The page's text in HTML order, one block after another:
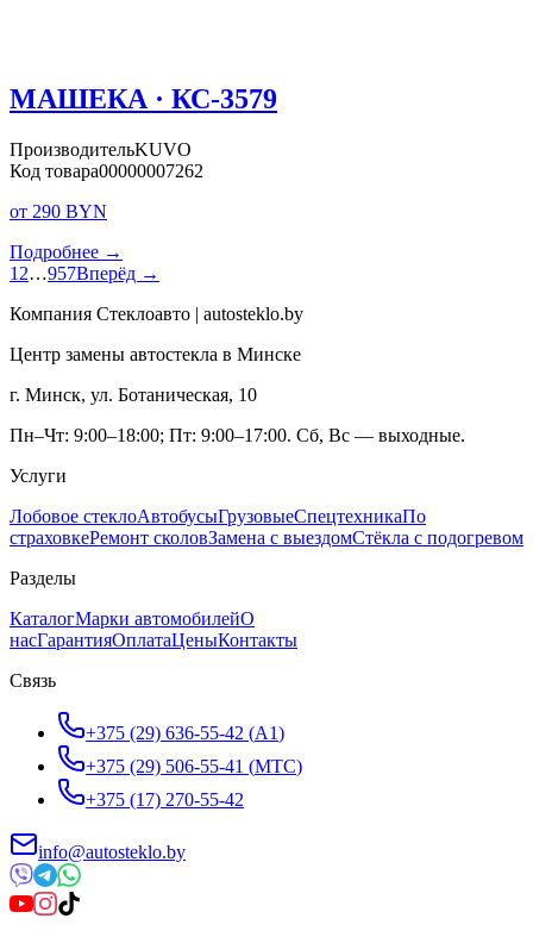
МАШЕКА · КС-3579
ПроизводительKUVO
Код товара00000007262
от 290 BYN
Подробнее →
1 2…957Вперёд →
Компания Стеклоавто | autosteklo.by
Центр замены автостекла в Минске
г. Минск, ул. Ботаническая, 10
Пн–Чт: 9:00–18:00; Пт: 9:00–17:00. Сб, Вс — выходные.
Услуги
Лобовое стеклоАвтобусыГрузовыеСпецтехникаПо
страховкеРемонт сколовЗамена с выездомСтёкла с подогревом
Разделы
КаталогМарки автомобилейО
насГарантияОплатаЦеныКонтакты
Связь
+375 (29) 636-55-42 (A1)
+375 (29) 506-55-41 (МТС)
+375 (17) 270-55-42
info@autosteklo.by